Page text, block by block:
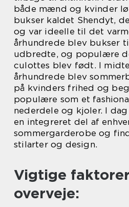
både mænd og kvinder
bukser kaldet Shendyt,
og var ideelle til det
århundrede blev bukser
udbredte, og populære
culottes blev født. I
århundrede blev
på kvinders frihed og
populære som et
nederdele og kjoler. I
en integreret del af
sommergarderobe og
stilarter og design.
Vigtige
overveje: